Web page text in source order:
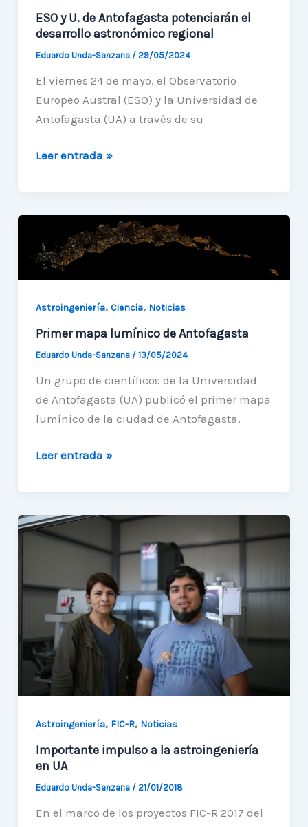
ESO y U. de Antofagasta potenciarán el
desarrollo astronómico regional
Eduardo Unda-Sanzana / 29/05/2024
El viernes 24 de mayo, el Observatorio
Europeo Austral (ESO) y la Universidad de
Antofagasta (UA) a través de su
ESO
de
Antofagasta
potenciarán
el
astronómico
regional
Leer entrada »
Astroingeniería, Ciencia, Noticias
Primer mapa lumínico de Antofagasta
Eduardo Unda-Sanzana / 13/05/2024
Un grupo de científicos de la Universidad
de Antofagasta (UA) publicó el primer mapa
lumínico de la ciudad de Antofagasta,
Primer
de
Antofagasta
Leer entrada »
Astroingeniería, FIC-R, Noticias
Importante impulso a la astroingeniería
en UA
Eduardo Unda-Sanzana / 21/01/2018
En el marco de los proyectos FIC-R 2017 del